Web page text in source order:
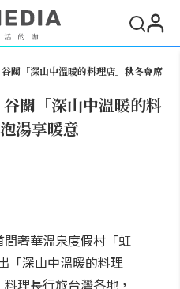
關「深山中溫暖的料理店」秋冬會席
關「深山中溫暖的料
湯享暖意
奢華溫泉度假村「虹
「深山中溫暖的料理
理長行旅台灣各地，